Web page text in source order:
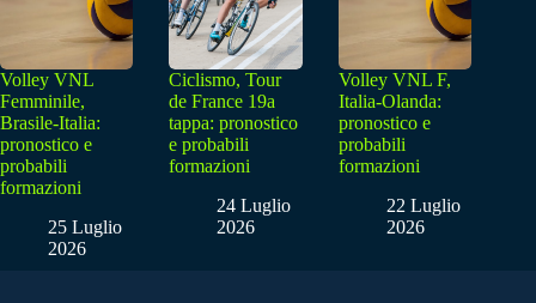
Volley VNL
Femminile,
Brasile-Italia:
pronostico e
probabili
formazioni
25 Luglio
2026
Ciclismo, Tour
de France 19a
tappa: pronostico
e probabili
formazioni
24 Luglio
2026
Volley VNL F,
Italia-Olanda:
pronostico e
probabili
formazioni
22 Luglio
2026